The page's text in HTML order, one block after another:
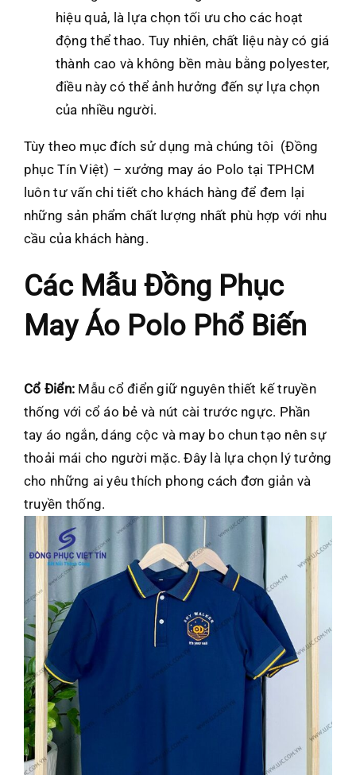
hiệu quả, là lựa chọn tối ưu cho các hoạt
động thể thao. Tuy nhiên, chất liệu này có giá
thành cao và không bền màu bằng polyester,
điều này có thể ảnh hưởng đến sự lựa chọn
của nhiều người.
Tùy theo mục đích sử dụng mà chúng tôi (Đồng
phục Tín Việt) – xưởng may áo Polo tại TPHCM
luôn tư vấn chi tiết cho khách hàng để đem lại
những sản phẩm chất lượng nhất phù hợp với nhu
cầu của khách hàng.
Các Mẫu Đồng Phục
May Áo Polo Phổ Biến
Cổ Điển: Mẫu cổ điển giữ nguyên thiết kế truyền
thống với cổ áo bẻ và nút cài trước ngực. Phần
tay áo ngắn, dáng cộc và may bo chun tạo nên sự
thoải mái cho người mặc. Đây là lựa chọn lý tưởng
cho những ai yêu thích phong cách đơn giản và
truyền thống.